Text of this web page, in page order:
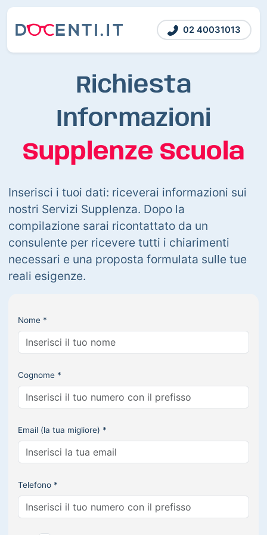
02 40031013
Richiesta
Informazioni
Supplenze Scuola
Inserisci i tuoi dati: riceverai informazioni sui
nostri Servizi Supplenza. Dopo la
compilazione sarai ricontattato da un
consulente per ricevere tutti i chiarimenti
necessari e una proposta formulata sulle tue
reali esigenze.
Nome *
Cognome *
Email (la tua migliore) *
Telefono *